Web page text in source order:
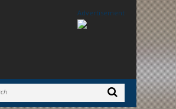
Advertisement